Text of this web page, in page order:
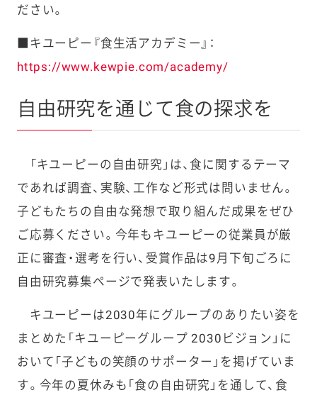
ださい。
■キユーピー『食生活アカデミー』：
https://www.kewpie.com/academy/
自由研究を通じて食の探求を
「キユーピーの自由研究」は、食に関するテーマ
であれば調査、実験、工作など形式は問いません。
子どもたちの自由な発想で取り組んだ成果をぜひ
ご応募ください。今年もキユーピーの従業員が厳
正に審査・選考を行い、受賞作品は9月下旬ごろに
自由研究募集ページで発表いたします。
キユーピーは2030年にグループのありたい姿を
まとめた「キユーピーグループ 2030ビジョン」に
おいて「子どもの笑顔のサポーター」を掲げていま
す。今年の夏休みも「食の自由研究」を通して、食